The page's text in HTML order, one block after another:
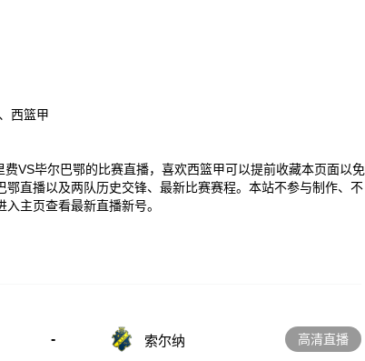
西篮甲
VS毕尔巴鄂的比赛直播，喜欢西篮甲可以提前收藏本页面以免
直播以及两队历史交锋、最新比赛赛程。本站不参与制作、不
主页查看最新直播新号。
- 索尔纳 高清直播